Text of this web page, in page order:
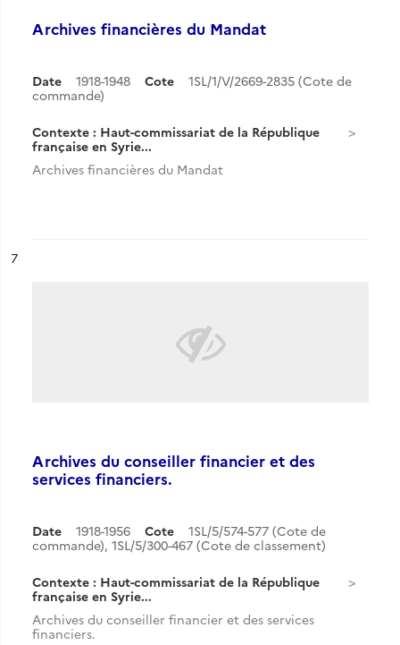
Archives financières du Mandat
Date 1918-1948 Cote
1SL/1/V/2669-2835 (Cote de
commande)
Contexte : Haut-commissariat de la République
française en Syrie...
Archives financières du Mandat
n°
7
Archives du conseiller financier et des
services financiers.
Date 1918-1956 Cote
1SL/5/574-577 (Cote de
commande), 1SL/5/300-467 (Cote de classement)
Contexte : Haut-commissariat de la République
française en Syrie...
Archives du conseiller financier et des services
financiers.